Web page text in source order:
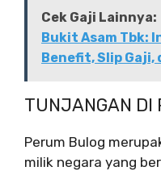
Cek Gaji Lainnya:
Bukit Asam Tbk:
Benefit, Slip Gaji,
TUNJANGAN DI
Perum Bulog
milik negara yang